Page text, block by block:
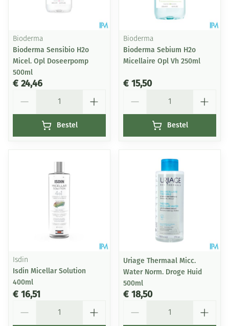
Bioderma
Bioderma Sensibio H2o
Micel. Opl Doseerpomp
500ml
€ 24,46
Bestel
Bioderma
Bioderma Sebium H2o
Micellaire Opl Vh 250ml
€ 15,50
Bestel
Isdin
Isdin Micellar Solution
400ml
€ 16,51
Uriage Thermaal Micc.
Water Norm. Droge Huid
500ml
€ 18,50